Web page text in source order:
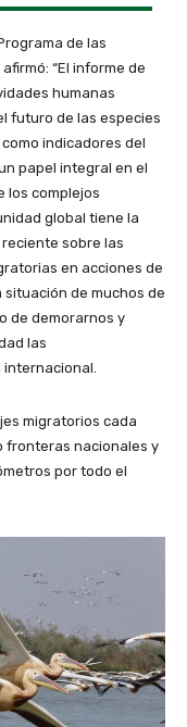
de las
“El informe de
humanas
futuro de las especies
indicadores del
papel integral en el
los complejos
global tiene la
sobre las
en acciones de
de muchos de
de demorarnos y
las
internacional.
migratorios cada
fronteras nacionales y
por todo el